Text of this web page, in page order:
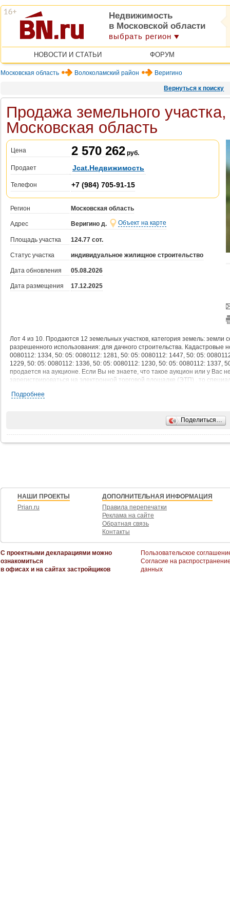
Недвижимость
в Московской области
выбрать регион
НОВОСТИ И СТАТЬИ ФОРУМ
Московская область Волоколамский район Веригино
Вернуться к поиску
Продажа земельного
Московская область
Цена 2 570 262 руб.
Продает Jcat.Недвижимость
Телефон +7 (984) 705-91-15
Регион Московская область
Адрес Веригино д. Объект на карте
Площадь участка 124.77 сот.
Статус участка индивидуальное жилищное строительство
Дата обновления 05.08.2026
Дата размещения 17.12.2025
Лот 4 из 10. Продаются 12 земельных участков, категория земель: земли
разрешенного использования: для дачного строительства. Кадастровые
0080112: 1334, 50: 05: 0080112: 1281, 50: 05: 0080112: 1447, 50: 05:
1229, 50: 05: 0080112: 1336, 50: 05: 0080112: 1230, 50: 05: 0080112: 1337,
продается на аукционе. Если Вы не знаете, что такое аукцион или у Вас
зарегистрироваться на электронной торговой площадке (ЭТП) , то
подадим согласованную с Вами заявку на торги; - примем участие в
доступна кнопка "Помощь агента на торгах") . Или звоните по
Подробнее
Поделиться…
НАШИ ПРОЕКТЫ
Prian.ru
ДОПОЛНИТЕЛЬНАЯ ИНФОРМАЦИЯ
Правила перепечатки
Реклама на сайте
Обратная связь
Контакты
С проектными декларациями можно
ознакомиться
в офисах и на сайтах застройщиков
Пользовательское
Согласие на
данных